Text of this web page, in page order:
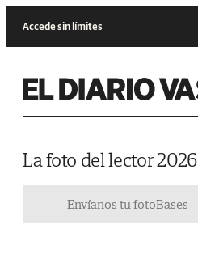
Accede sin límites
La foto del lector 2026
Envíanos tu fotoBases